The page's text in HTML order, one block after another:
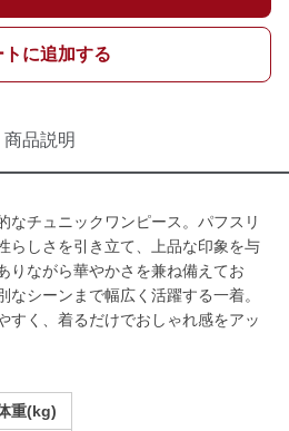
トに追加する
商品説明
なチュニックワンピース。パフスリ
らしさを引き立て、上品な印象を与
りながら華やかさを兼ね備えてお
なシーンまで幅広く活躍する一着。
すく、着るだけでおしゃれ感をアッ
重(kg)